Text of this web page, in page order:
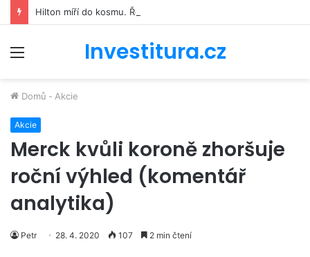
Investitura.cz
Domů - Akcie
Akcie
Merck kvůli koroně zhoršuje
roční výhled (komentář
analytika)
Petr 28. 4. 2020 107 2 min čtení